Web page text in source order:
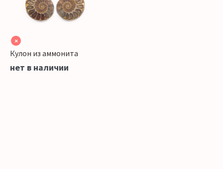
×
Кулон из аммонита
нет в наличии